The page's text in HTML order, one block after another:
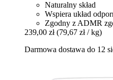
Naturalny skład
Wspiera układ
Zgodny z ADMR
239,00 zł (79,67 zł / kg)
Darmowa dostawa do 12